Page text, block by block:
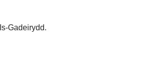
Gadeirydd.